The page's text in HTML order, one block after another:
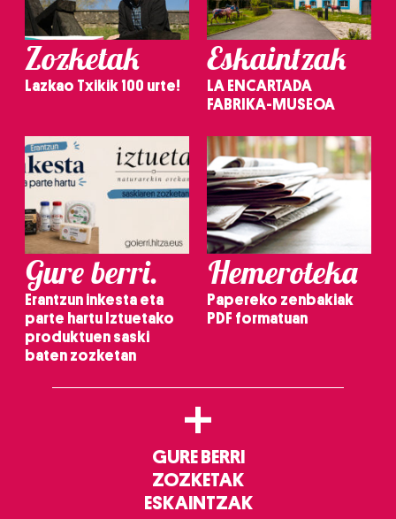
Zozketak
Lazkao Txikik 100 urte!
Eskaintzak
LA ENCARTADA
FABRIKA-MUSEOA
Gure berri.
Erantzun inkesta eta
parte hartu Iztuetako
produktuen saski
baten zozketan
Hemeroteka
Papereko zenbakiak
PDF formatuan
+
GURE BERRI
ZOZKETAK
ESKAINTZAK